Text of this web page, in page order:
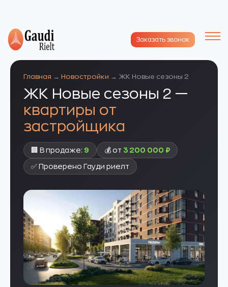
Заказать звонок
Главная → Новостройки → ЖК Новые сезоны 2
ЖК Новые сезоны 2 —
квартиры от
застройщика
🏢 В продаже: 9 💰 от 3 200 000 ₽
✅ Проверено Гауди риелт